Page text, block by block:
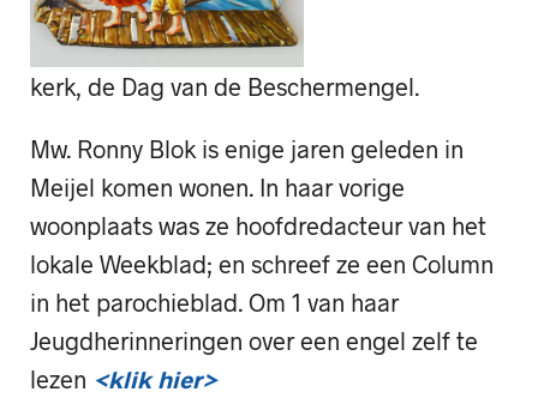
kerk, de Dag van de Beschermengel.
Mw. Ronny Blok is enige jaren geleden in
Meijel komen wonen. In haar vorige
woonplaats was ze hoofdredacteur van het
lokale Weekblad; en schreef ze een Column
in het parochieblad. Om 1 van haar
Jeugdherinneringen over een engel zelf te
lezen <klik hier>